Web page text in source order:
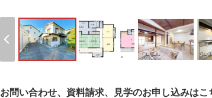
お問い合わせ、資料請求、見学のお申し込みはこ